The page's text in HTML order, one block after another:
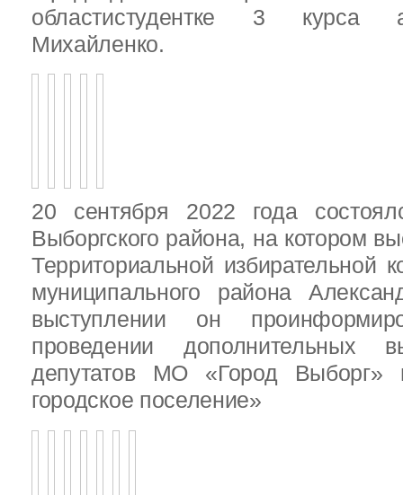
областистудентке 3 курса
Михайленко.
20 сентября 2022 года
Выборгского района, на котором
Территориальной избирательной
муниципального района
выступлении он
проведении дополнительных
депутатов МО «Город
городское поселение»